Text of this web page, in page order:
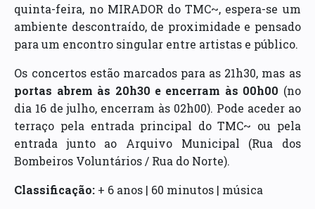
quinta-feira, no MIRADOR do TMC~, espera-se um
ambiente descontraído, de proximidade e pensado
para um encontro singular entre artistas e público.
Os concertos estão marcados para as 21h30, mas as
portas abrem às 20h30 e encerram às 00h00 (no
dia 16 de julho, encerram às 02h00). Pode aceder ao
terraço pela entrada principal do TMC~ ou pela
entrada junto ao Arquivo Municipal (Rua dos
Bombeiros Voluntários / Rua do Norte).
Classificação: + 6 anos | 60 minutos | música